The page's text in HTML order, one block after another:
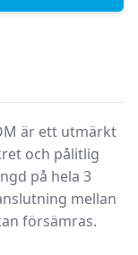
är ett utmärkt
och pålitlig
på hela 3
mellan
försämras.